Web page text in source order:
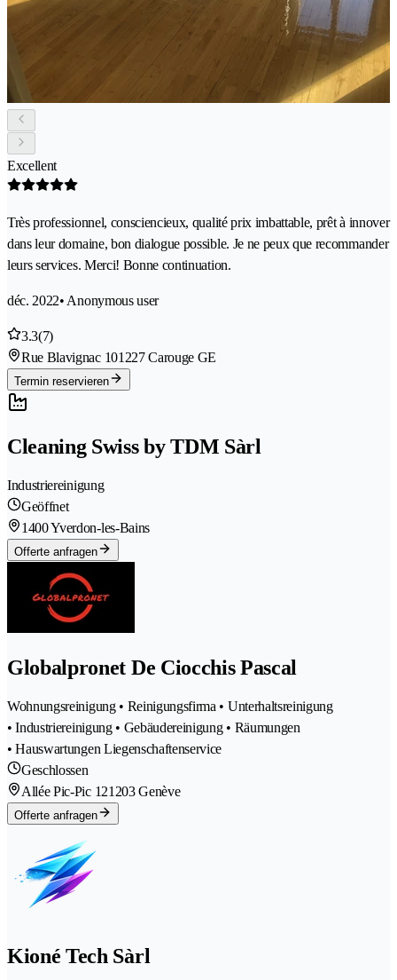
Excellent
Très professionnel, consciencieux, qualité prix imbattable, prêt à innover
dans leur domaine, bon dialogue possible. Je ne peux que recommander
leurs services. Merci! Bonne continuation.
déc. 2022• Anonymous user
3.3(7)
Rue Blavignac 101227 Carouge GE
Termin reservieren
Cleaning Swiss by TDM Sàrl
Industriereinigung
Geöffnet
1400 Yverdon-les-Bains
Offerte anfragen
Globalpronet De Ciocchis Pascal
Wohnungsreinigung • Reinigungsfirma • Unterhaltsreinigung
• Industriereinigung • Gebäudereinigung • Räumungen
• Hauswartungen Liegenschaftenservice
Geschlossen
Allée Pic-Pic 121203 Genève
Offerte anfragen
Kioné Tech Sàrl